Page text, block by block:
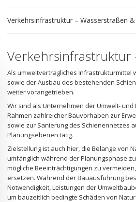
Verkehrsinfrastruktur – Wasserstraßen
Verkehrsinfrastruktur
Als umweltverträgliches Infrastrukturmittel
sowie der Ausbau des bestehenden
weiter vorangetrieben.
Wir sind als Unternehmen der Umwelt-
Rahmen zahlreicher Bauvorhaben zur
sowie zur Sanierung des Schienennetzes
Planungsebenen tätig.
Zielstellung ist auch hier, die Belange von
umfänglich während der Planungsphase
mögliche Beeinträchtigungen zu
ersetzen. Während der Bauausführung
Notwendigkeit, Leistungen der
um bauzeitlich bedingte Schäden von